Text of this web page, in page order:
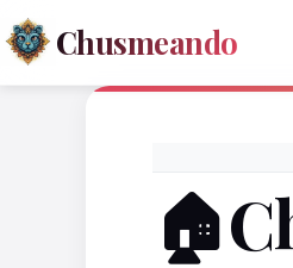
Chusmeando